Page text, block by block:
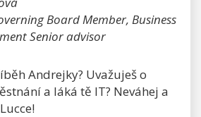
Board Member, Business
Senior advisor
Andrejky? Uvažuješ o
a láká tě IT? Neváhej a